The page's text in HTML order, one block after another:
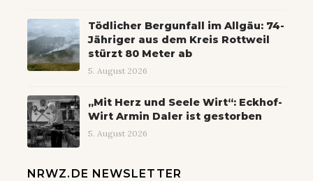
Tödlicher Bergunfall im Allgäu: 74-
Jähriger aus dem Kreis Rottweil
stürzt 80 Meter ab
5. August 2026
„Mit Herz und Seele Wirt“: Eckhof-
Wirt Armin Daler ist gestorben
5. August 2026
NRWZ.DE NEWSLETTER